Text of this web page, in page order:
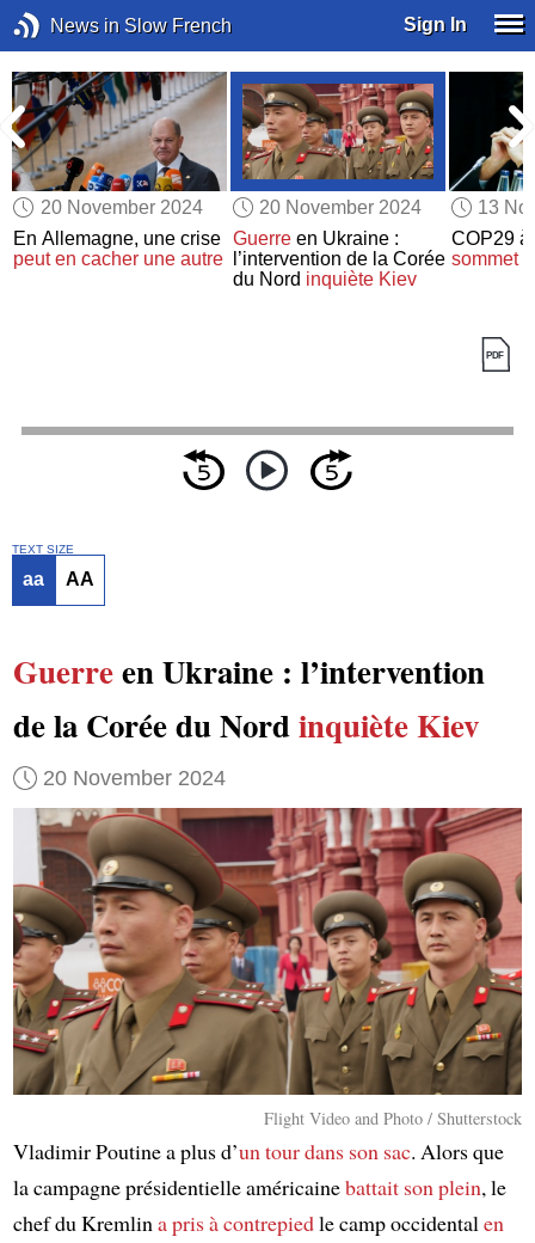
News in Slow French Sign In
20 November 2024
En Allemagne, une crise
peut en cacher une autre
20 November 2024
Guerreen Ukraine :
l’intervention de la Corée
du Nord inquiète Kiev
13
COP29
sommet
TEXT SIZE
aa AA
Guerreen Ukraine : l’intervention
de la Corée du Nordinquiète Kiev
20 November 2024
Flight Video and Photo / Shutterstock
Vladimir Poutine a plus d’un tour dans son sac. Alors que
la campagne présidentielle américainebattait son plein, le
chef du Kremlina pris à contrepiedle camp occidentalen